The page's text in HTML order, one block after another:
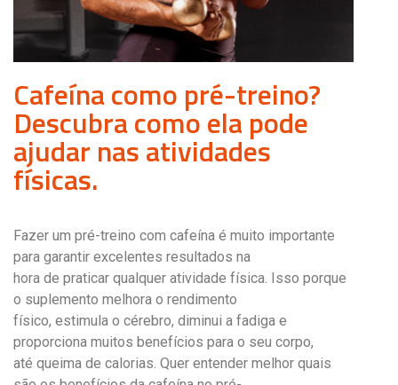
Cafeína como pré-treino?
Descubra como ela pode
ajudar nas atividades
físicas.
Fazer um pré-treino com cafeína é muito importante
para garantir excelentes resultados na
hora de praticar qualquer atividade física. Isso porque
o suplemento melhora o rendimento
físico, estimula o cérebro, diminui a fadiga e
proporciona muitos benefícios para o seu corpo,
até queima de calorias. Quer entender melhor quais